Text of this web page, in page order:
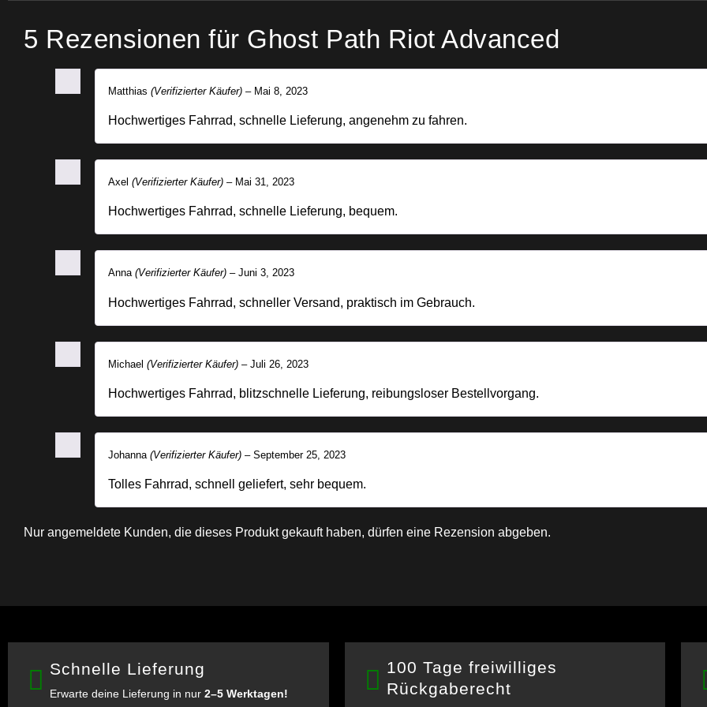
5 Rezensionen für Ghost Path Riot Advanced
Matthias (Verifizierter Käufer) – Mai 8, 2023
Hochwertiges Fahrrad, schnelle Lieferung, angenehm zu fahren.
Axel (Verifizierter Käufer) – Mai 31, 2023
Hochwertiges Fahrrad, schnelle Lieferung, bequem.
Anna (Verifizierter Käufer) – Juni 3, 2023
Hochwertiges Fahrrad, schneller Versand, praktisch im Gebrauch.
Michael (Verifizierter Käufer) – Juli 26, 2023
Hochwertiges Fahrrad, blitzschnelle Lieferung, reibungsloser Bestellvorgang.
Johanna (Verifizierter Käufer) – September 25, 2023
Tolles Fahrrad, schnell geliefert, sehr bequem.
Nur angemeldete Kunden, die dieses Produkt gekauft haben, dürfen eine Rezension abgeben.
Schnelle Lieferung
Erwarte deine Lieferung in nur 2–5 Werktagen!
100 Tage freiwilliges
Rückgaberecht